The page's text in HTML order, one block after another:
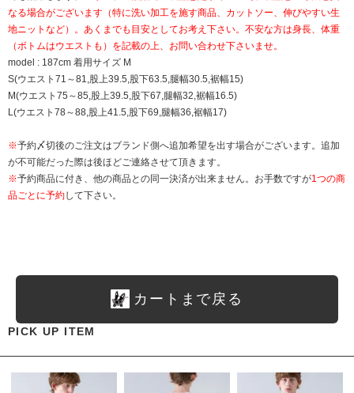
なる場合がございます（特に洗い加工を施す商品、カットソー、伸びやすい生
地ニットなど）。あくまでも目安としてお考え下さい。不安な方は身長、体重
（ボトムはウエストも）を記載の上、お問い合わせ下さいませ。
model : 187cm 着用サイズ M
S(ウエスト71～81,股上39.5,股下63.5,腿幅30.5,裾幅15)
M(ウエスト75～85,股上39.5,股下67,腿幅32,裾幅16.5)
L(ウエスト78～88,股上41.5,股下69,腿幅36,裾幅17)
※予約〆切後のご注文はブランド側へ追加希望を出す場合がございます。追加
が不可能だった際は後ほどご連絡させて頂きます。
※予約商品に付き、他の商品との同一決済が出来ません。お手数ですが1つの商
品ごとに予約して下さい。
カートまで戻る
PICK UP ITEM